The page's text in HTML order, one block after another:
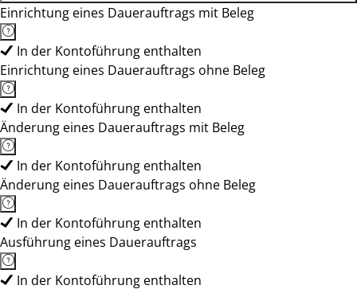
Einrichtung eines Dauerauftrags mit Beleg
In der Kontoführung enthalten
Einrichtung eines Dauerauftrags ohne Beleg
In der Kontoführung enthalten
Änderung eines Dauerauftrags mit Beleg
In der Kontoführung enthalten
Änderung eines Dauerauftrags ohne Beleg
In der Kontoführung enthalten
Ausführung eines Dauerauftrags
In der Kontoführung enthalten